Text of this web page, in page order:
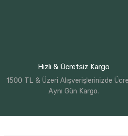
Hızlı & Ücretsiz Kargo
1500 TL & Üzeri Alışverişlerinizde
Aynı Gün Kargo.